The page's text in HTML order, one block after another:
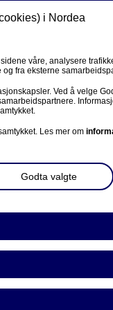
Investorer
Gründervirksomhet
du
og
i Nordea
våre, analysere
fra eksterne
Ved å velge
Les mer om
Godta valgte